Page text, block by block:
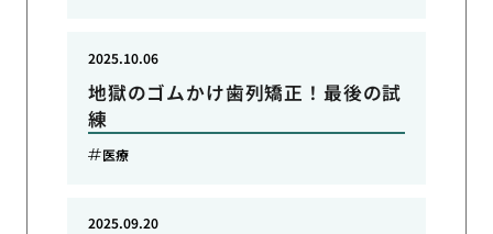
地獄のゴムかけ歯列矯正！最後の試
練
2025.10.06
医療
2025.09.20